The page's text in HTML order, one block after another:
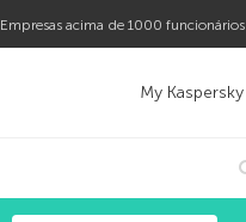
Empresas acima de 1000 funcionários
My Kaspersky